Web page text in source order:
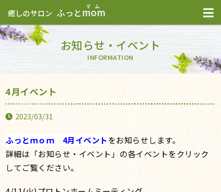
癒しのサロン ふっとmom
お知らせ・イベント
INFORMATION
4月イベント
2023/03/31
ふっとｍｏｍ 4月イベントをお知らせします。
詳細は「お知らせ・イベント」の各イベントをクリック
してご覧ください。